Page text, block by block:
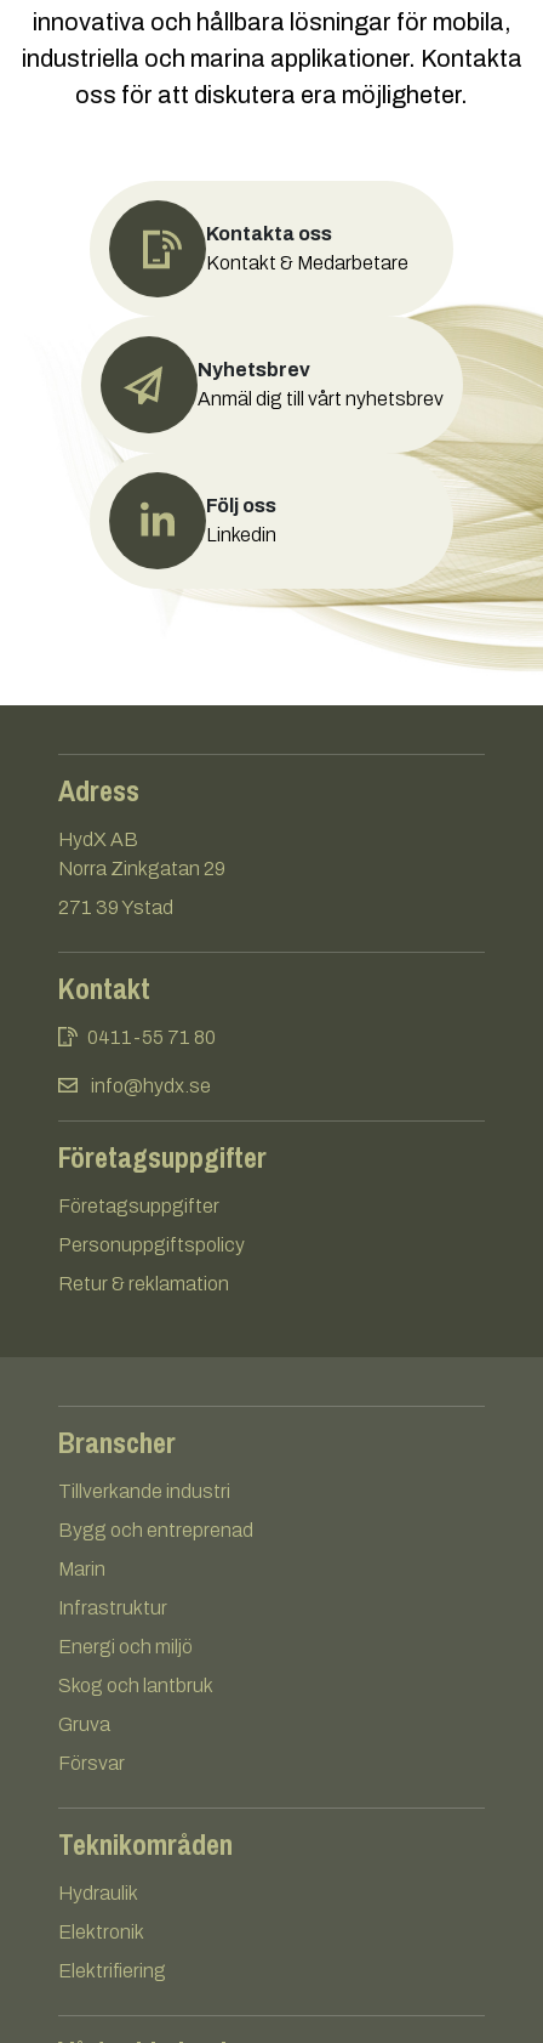
innovativa och hållbara lösningar för mobila,
industriella och marina applikationer. Kontakta
oss för att diskutera era möjligheter.
Kontakta oss
Kontakt & Medarbetare
Nyhetsbrev
Anmäl dig till vårt nyhetsbrev
Följ oss
Linkedin
Adress
HydX AB
Norra Zinkgatan 29
271 39 Ystad
Kontakt
0411-55 71 80
info@hydx.se
Företagsuppgifter
Företagsuppgifter
Personuppgiftspolicy
Retur & reklamation
Branscher
Tillverkande industri
Bygg och entreprenad
Marin
Infrastruktur
Energi och miljö
Skog och lantbruk
Gruva
Försvar
Teknikområden
Hydraulik
Elektronik
Elektrifiering